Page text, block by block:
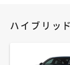
ハイブリッ